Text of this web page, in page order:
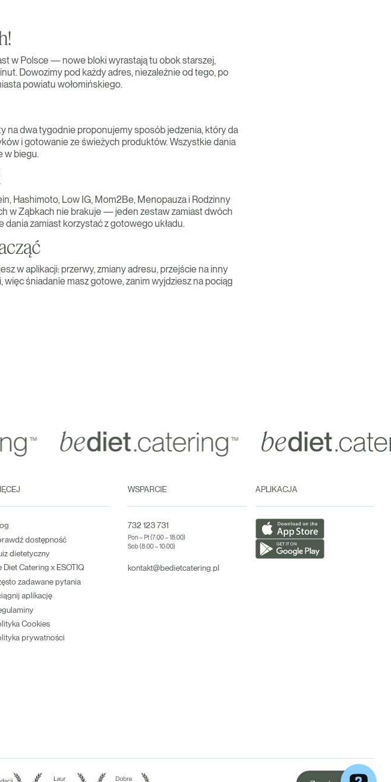
w Polsce — nowe bloki wyrastają tu obok starszej,
Dowozimy pod każdy adres, niezależnie od tego, po
powiatu wołomińskiego.
na dwa tygodnie proponujemy sposób jedzenia, który da
i gotowanie ze świeżych produktów. Wszystkie dania
w biegu.
Hashimoto, Low IG, Mom2Be, Menopauza i Rodzinny
w Ząbkach nie brakuje — jeden zestaw zamiast dwóch
zamiast korzystać z gotowego układu.
w aplikacji: przerwy, zmiany adresu, przejście na inny
śniadanie masz gotowe, zanim wyjdziesz na pociąg
dostępność
dietetyczny
Diet Catering x ESOTIQ
zadawane pytania
aplikację
Cookies
prywatności
WSPARCIE
732 123 731
Pon – Pt (7:00 – 18:00)
Sob (8:00 – 10:00)
kontakt@bedietcatering.pl
APLIKACJA